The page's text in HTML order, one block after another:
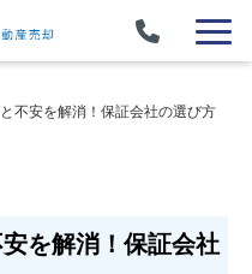
不安を解消！保証会社の選び方
を解消！保証会社